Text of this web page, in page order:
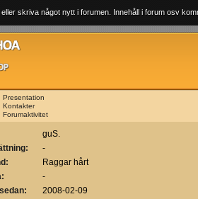
skriva något nytt i forumen. Innehåll i forum osv
Presentation
Kontakter
Forumaktivitet
guS.
-
Raggar hårt
-
2008-02-09